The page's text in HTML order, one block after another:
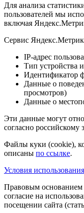
Для анализа
пользователей мы
включая
Сервис
IP-адрес
Тип устройства и
Идентификатор
Данные о
просмотров)
Данные о
Эти данные могут
согласно российскому
Файлы куки (cookie),
описаны по ссылке.
Условия
Правовым основанием
согласие на
посещении сайта